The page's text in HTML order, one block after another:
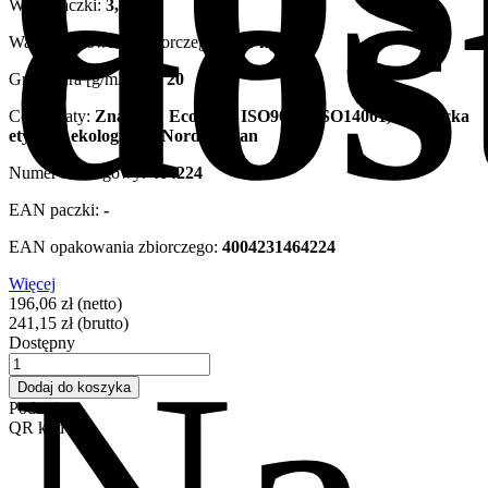
Waga paczki: 3,76 kg
Waga opakowania zbiorczego:
7,59 kg
Gramatura [g/m2]:
3 x 20
Certyfikaty: Znak EU Ecolabel, ISO9001, ISO14001, Nordycka
etykieta ekologiczna Nordic Swan
Numer katalogowy:
464224
EAN paczki: -
EAN opakowania zbiorczego: 4004231464224
Więcej
196,06 zł (netto)
241,15 zł (brutto)
Dostępny
Dodaj do koszyka
Podziel się
QR kod